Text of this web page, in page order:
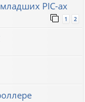
PIC-ах
1 2